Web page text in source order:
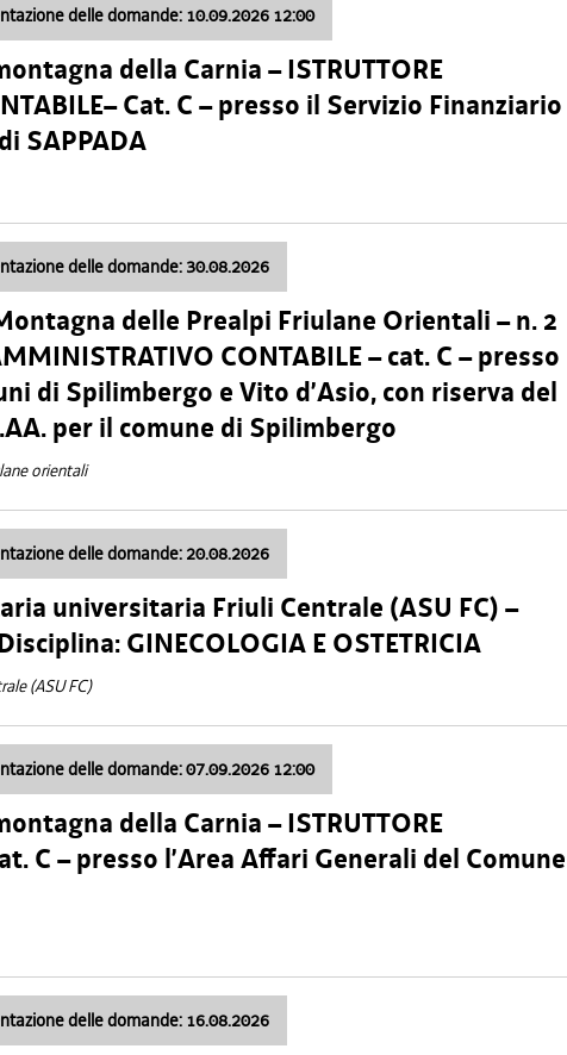
delle domande: 10.09.2026 12:00
della Carnia – ISTRUTTORE
Cat. C – presso il Servizio Finanziario
SAPPADA
delle domande: 30.08.2026
delle Prealpi Friulane Orientali – n. 2
CONTABILE – cat. C – presso
di Spilimbergo e Vito d’Asio, con riserva del
per il comune di Spilimbergo
orientali
delle domande: 20.08.2026
universitaria Friuli Centrale (ASU FC) –
GINECOLOGIA E OSTETRICIA
(ASU FC)
delle domande: 07.09.2026 12:00
della Carnia – ISTRUTTORE
C – presso l’Area Affari Generali del Comune
delle domande: 16.08.2026